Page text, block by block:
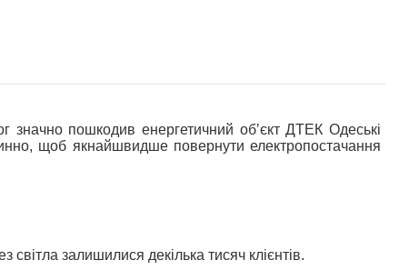
пошкодив енергетичний обʼєкт ДТЕК Одеські
щоб якнайшвидше повернути електропостачання
залишилися декілька тисяч клієнтів.